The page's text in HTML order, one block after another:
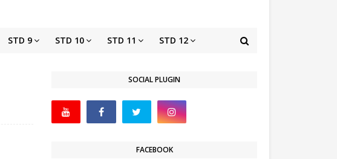
STD 9 STD 10 STD 11 STD 12
SOCIAL PLUGIN
FACEBOOK